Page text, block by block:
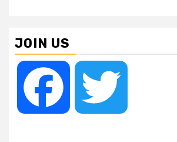
JOIN US
Facebook